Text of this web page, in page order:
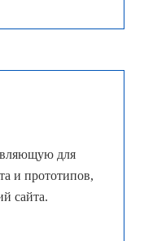
для
и прототипов,
сайта.